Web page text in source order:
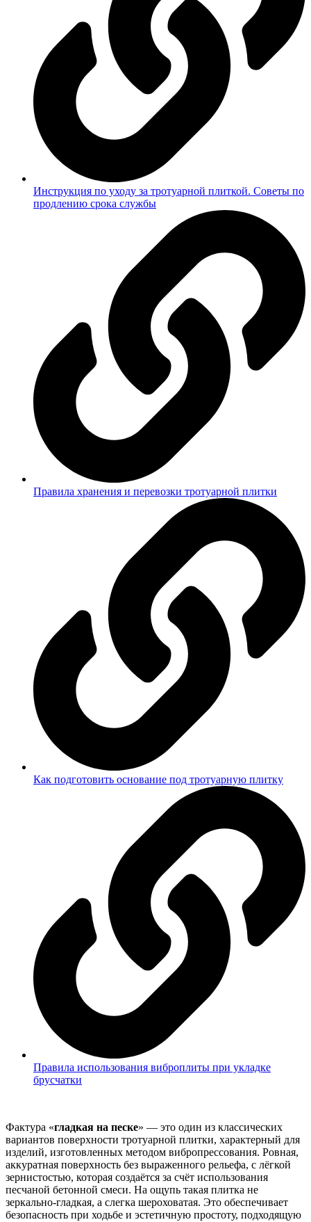
Инструкция по уходу за тротуарной плиткой. Советы по
продлению срока службы
Правила хранения и перевозки тротуарной плитки
Как подготовить основание под тротуарную плитку
Правила использования виброплиты при укладке
брусчатки
Фактура «гладкая на песке» — это один из классических
вариантов поверхности тротуарной плитки, характерный для
изделий, изготовленных методом вибропрессования. Ровная,
аккуратная поверхность без выраженного рельефа, с лёгкой
зернистостью, которая создаётся за счёт использования
песчаной бетонной смеси. На ощупь такая плитка не
зеркально-гладкая, а слегка шероховатая. Это обеспечивает
безопасность при ходьбе и эстетичную простоту, подходящую